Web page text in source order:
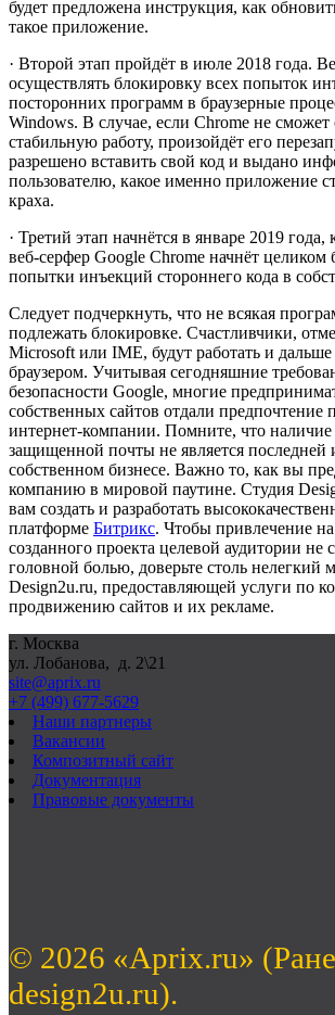
будет предложена инструкция, как
такое приложение.
· Второй этап пройдёт в июле 2018 года.
осуществлять блокировку всех попыток
посторонних программ в браузерные
Windows. В случае, если Chrome не сможет
стабильную работу, произойдёт его
разрешено вставить свой код и выдано
пользователю, какое именно приложение
краха.
· Третий этап начнётся в январе 2019
веб-серфер Google Chrome начнёт целиком
попытки инъекций стороннего кода в
Следует подчеркнуть, что не всякая
подлежать блокировке. Счастливчики,
Microsoft или IME, будут работать и
браузером. Учитывая сегодняшние
безопасности Google, многие
собственных сайтов отдали предпочтение
интернет-компании. Помните, что
защищенной почты не является последней
собственном бизнесе. Важно то, как вы
компанию в мировой паутине. Студия
вам создать и разработать
платформе Битрикс. Чтобы привлечение
созданного проекта целевой аудитории не
головной болью, доверьте столь нелегкий
Design2u.ru, предоставляющей услуги по
продвижению сайтов и их рекламе.
г. Москва
ул. Лобанова, д. 2\21
site@aprix.ru
+7 (499) 677-5629
Наши партнеры
Вакансии
Композитный сайт
Документация
Правовые документы
© 2026 «Aprix.ru»
design2u.ru).